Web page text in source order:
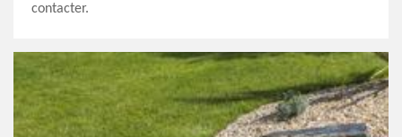
contacter.